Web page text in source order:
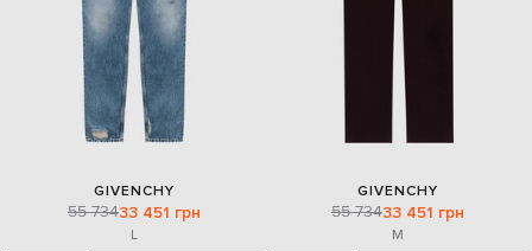
GIVENCHY
55 73433 451 грн
L
GIVENCHY
55 73433 451 грн
M